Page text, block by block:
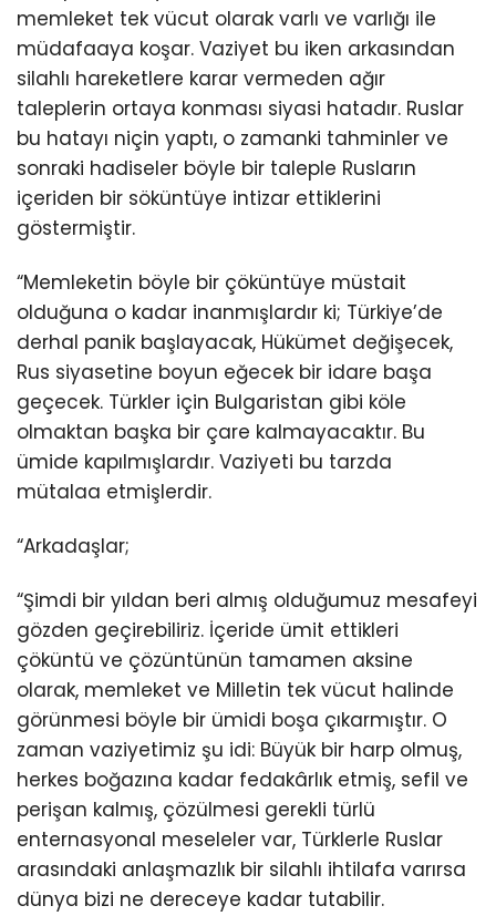
memleket tek vücut olarak varlı ve varlığı ile
müdafaaya koşar. Vaziyet bu iken arkasından
silahlı hareketlere karar vermeden ağır
taleplerin ortaya konması siyasi hatadır. Ruslar
bu hatayı niçin yaptı, o zamanki tahminler ve
sonraki hadiseler böyle bir taleple Rusların
içeriden bir söküntüye intizar ettiklerini
göstermiştir.
“Memleketin böyle bir çöküntüye müstait
olduğuna o kadar inanmışlardır ki; Türkiye’de
derhal panik başlayacak, Hükümet değişecek,
Rus siyasetine boyun eğecek bir idare başa
geçecek. Türkler için Bulgaristan gibi köle
olmaktan başka bir çare kalmayacaktır. Bu
ümide kapılmışlardır. Vaziyeti bu tarzda
mütalaa etmişlerdir.
“Arkadaşlar;
“Şimdi bir yıldan beri almış olduğumuz mesafeyi
gözden geçirebiliriz. İçeride ümit ettikleri
çöküntü ve çözüntünün tamamen aksine
olarak, memleket ve Milletin tek vücut halinde
görünmesi böyle bir ümidi boşa çıkarmıştır. O
zaman vaziyetimiz şu idi: Büyük bir harp olmuş,
herkes boğazına kadar fedakârlık etmiş, sefil ve
perişan kalmış, çözülmesi gerekli türlü
enternasyonal meseleler var, Türklerle Ruslar
arasındaki anlaşmazlık bir silahlı ihtilafa varırsa
dünya bizi ne dereceye kadar tutabilir.